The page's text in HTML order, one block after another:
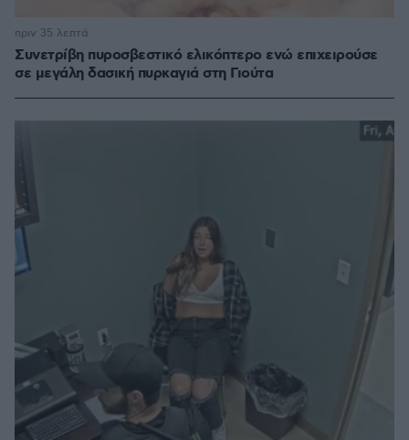
Συνετρίβη πυροσβεστικό ελικόπτερο ενώ επιχειρούσε
σε μεγάλη δασική πυρκαγιά στη Γιούτα
πριν 35 λεπτά